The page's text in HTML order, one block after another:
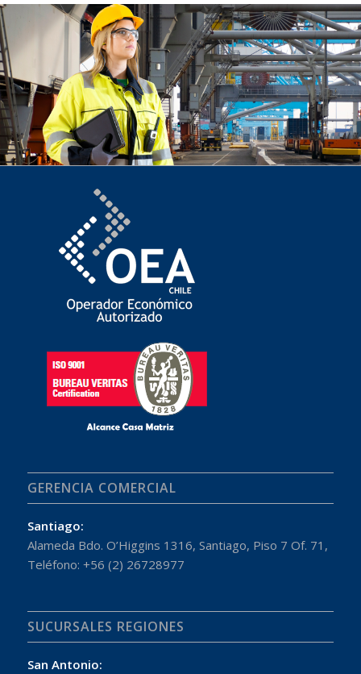
GERENCIA COMERCIAL
Santiago:
Alameda Bdo. O’Higgins 1316, Santiago, Piso 7 Of. 71,
Teléfono: +56 (2) 26728977
SUCURSALES REGIONES
San Antonio: